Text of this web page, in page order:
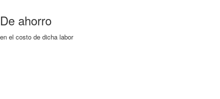
De ahorro
en el costo de dicha labor